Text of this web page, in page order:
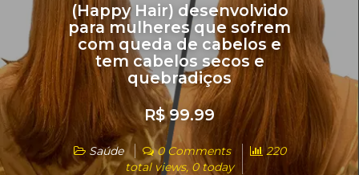
(Happy Hair) desenvolvido
para mulheres que sofrem
com queda de cabelos e
tem cabelos secos e
quebradiços
R$ 99.99
Saúde 0 Comments
220
total views, 0 today